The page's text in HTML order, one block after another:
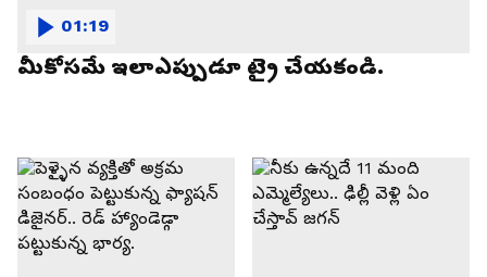
మీకోసమే ఇలాఎప్పుడూ ట్రై చేయకండి.
01:19